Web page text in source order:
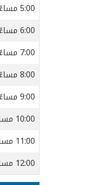
5:00 مساءً
6:00 مساءً
7:00 مساءً
8:00 مساءً
9:00 مساءً
10:00 مساءً
11:00 مساءً
12:00 مساءً